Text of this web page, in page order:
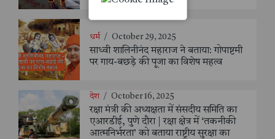
धर्म / October 29, 2025
साध्वी शालिनीनंद महाराज ने बताया: गोपाष्टमी
पर गाय-बछड़े की पूजा का विशेष महत्व
देश / October 16, 2025
रक्षा मंत्री की अध्यक्षता में संसदीय समिति का
एआरडीई, पुणे दौरा | रक्षा क्षेत्र में ‘तकनीकी
आत्मनिर्भरता’ को बताया राष्ट्रीय सुरक्षा का